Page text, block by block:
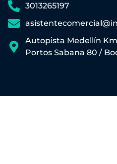
3013265197
Autopista Medellín
Portos Sabana 80 /